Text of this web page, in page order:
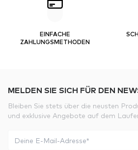
EINFACHE
ZAHLUNGSMETHODEN
MELDEN SIE SICH FÜR DEN
Bleiben Sie stets über die neusten
und exklusive Angebote auf dem